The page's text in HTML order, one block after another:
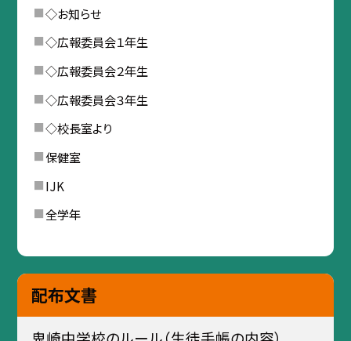
◇お知らせ
◇広報委員会１年生
◇広報委員会２年生
◇広報委員会３年生
◇校長室より
保健室
IJK
全学年
配布文書